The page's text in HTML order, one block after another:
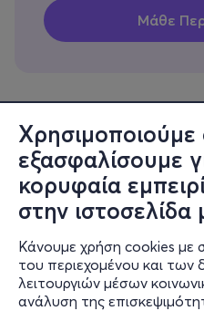
εξασφαλίσουμε
κορυφαία
στην ιστοσελίδα
Κάνουμε χρήση cookies με
του περιεχομένου και των
λειτουργιών μέσων
ανάλυση της
Πληροφορίες
Υποστήριξη
Stay Connected